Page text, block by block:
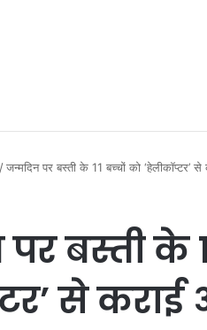
/जन्मदिन पर बस्ती के 11 बच्चों को ‘हेलीकॉप्टर’
बस्ती के
से